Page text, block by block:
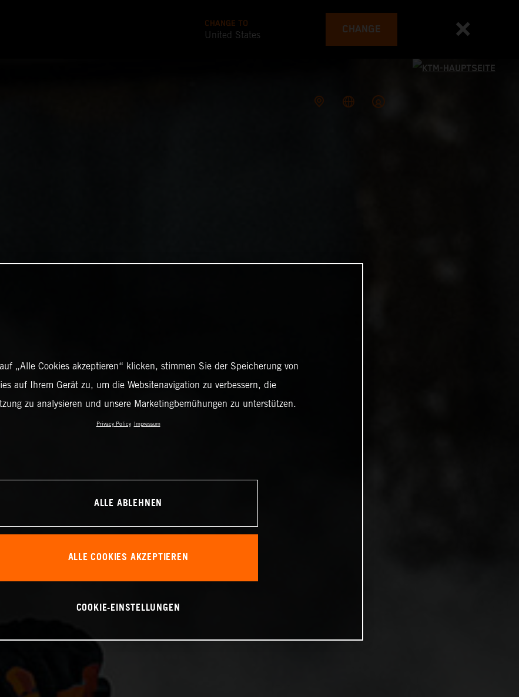
CHANGE TO
United States CHANGE
„Alle Cookies akzeptieren“ klicken, stimmen Sie der Speicherung von
auf Ihrem Gerät zu, um die Websitenavigation zu verbessern, die
zu analysieren und unsere Marketingbemühungen zu unterstützen.
Privacy Policy Impressum
ALLE ABLEHNEN
ALLE COOKIES AKZEPTIEREN
COOKIE-EINSTELLUNGEN